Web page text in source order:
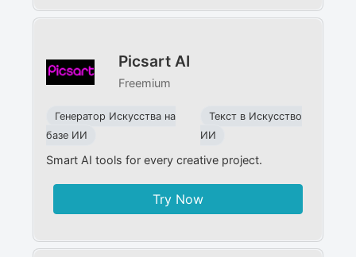
Picsart AI
Freemium
Генератор Искусства на
базе ИИ
Текст в Искусство
ИИ
Smart AI tools for every creative project.
Try Now